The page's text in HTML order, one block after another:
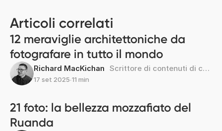
Articoli correlati
12 meraviglie architettoniche da
fotografare in tutto il mondo
Richard MacKichan Scrittore di contenuti di cultura e viaggi
17 set 2025∙11 min
21 foto: la bellezza mozzafiato del
Ruanda